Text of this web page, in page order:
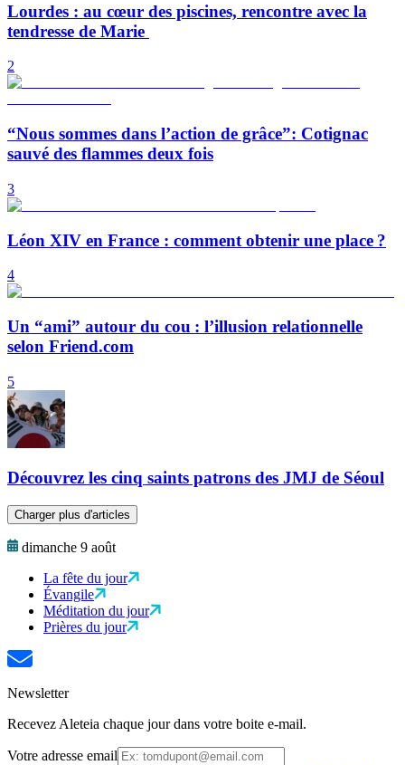
Lourdes : au cœur des piscines, rencontre avec la
tendresse de Marie
2
“Nous sommes dans l’action de grâce”: Cotignac
sauvé des flammes deux fois
3
Léon XIV en France : comment obtenir une place ?
4
Un “ami” autour du cou : l’illusion relationnelle
selon Friend.com
5
Découvrez les cinq saints patrons des JMJ de Séoul
Charger plus d'articles
dimanche 9 août
La fête du jour
Évangile
Méditation du jour
Prières du jour
Newsletter
Recevez Aleteia chaque jour dans votre boite e-mail.
Votre adresse email